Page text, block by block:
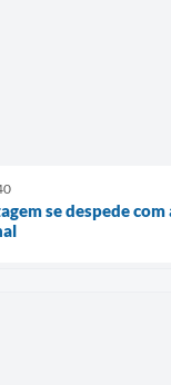
se despede